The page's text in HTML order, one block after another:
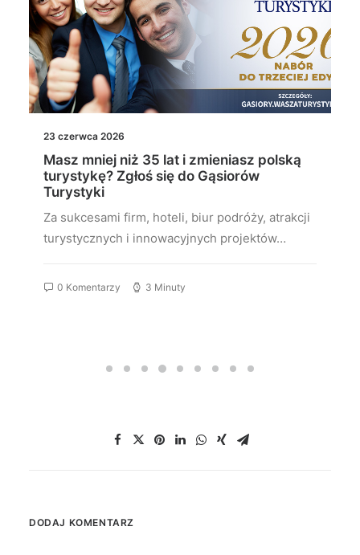
23 czerwca 2026
Masz mniej niż 35 lat i zmieniasz polską
turystykę? Zgłoś się do Gąsiorów
Turystyki
Za sukcesami firm, hoteli, biur podróży, atrakcji
turystycznych i innowacyjnych projektów…
0 Komentarzy 3 Minuty
DODAJ KOMENTARZ